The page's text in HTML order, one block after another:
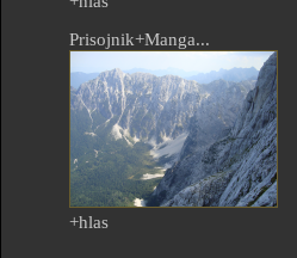
Prisojnik+Manga...
+hlas